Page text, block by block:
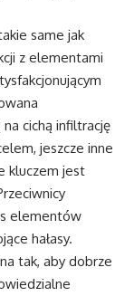
same jak
z elementami
cichą infiltrację
jeszcze inne
kluczem jest
elementów
hałasy.
tak, aby dobrze